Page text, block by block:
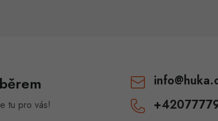
tu pro vás!
info@